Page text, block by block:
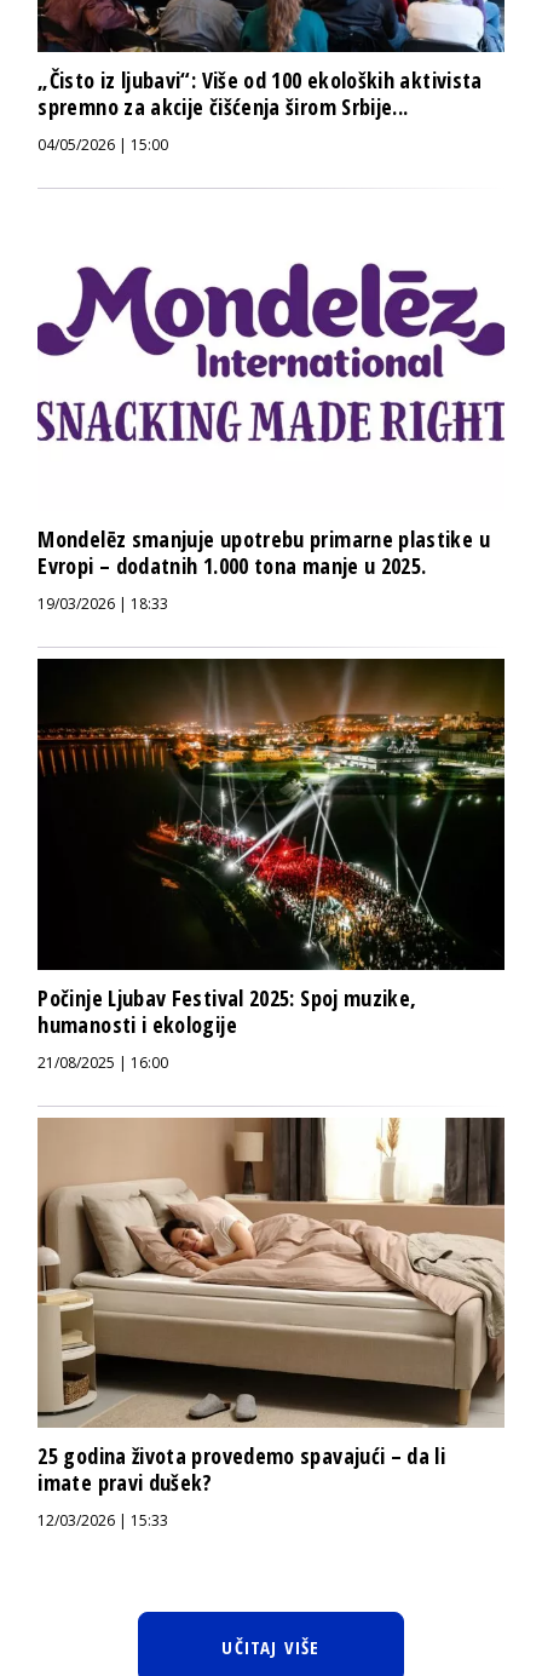
„Čisto iz ljubavi“: Više od 100 ekoloških aktivista
spremno za akcije čišćenja širom Srbije...
04/05/2026 | 15:00
Mondelēz smanjuje upotrebu primarne plastike u
Evropi – dodatnih 1.000 tona manje u 2025.
19/03/2026 | 18:33
Počinje Ljubav Festival 2025: Spoj muzike,
humanosti i ekologije
21/08/2025 | 16:00
25 godina života provedemo spavajući – da li
imate pravi dušek?
12/03/2026 | 15:33
UČITAJ VIŠE